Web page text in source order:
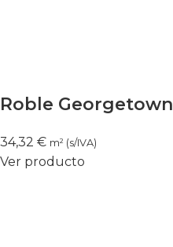
Roble Georgetown
34,32 € m² (s/IVA)
Ver producto